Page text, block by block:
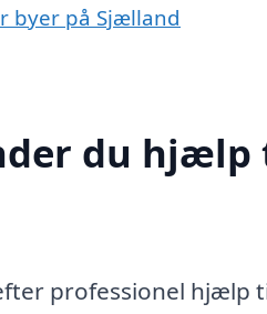
byer på Sjælland
du
professionel hjælp